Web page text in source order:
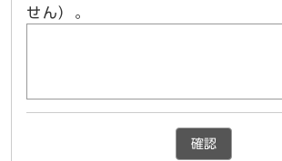
せん）。
確認